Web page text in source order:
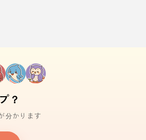
？
分かります